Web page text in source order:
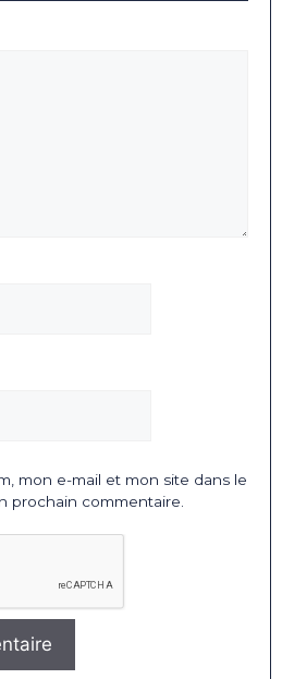
mon e-mail et mon site dans le
prochain commentaire.